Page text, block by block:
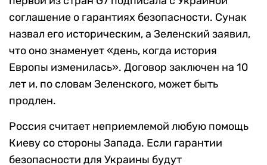
соглашение о гарантиях безопасности. Сунак
назвал его историческим, а Зеленский заявил,
что оно знаменует «день, когда история
Европы изменилась». Договор заключен на 10
лет и, по словам Зеленского, может быть
продлен.
Россия считает неприемлемой любую помощь
Киеву со стороны Запада. Если гарантии
безопасности для Украины будут